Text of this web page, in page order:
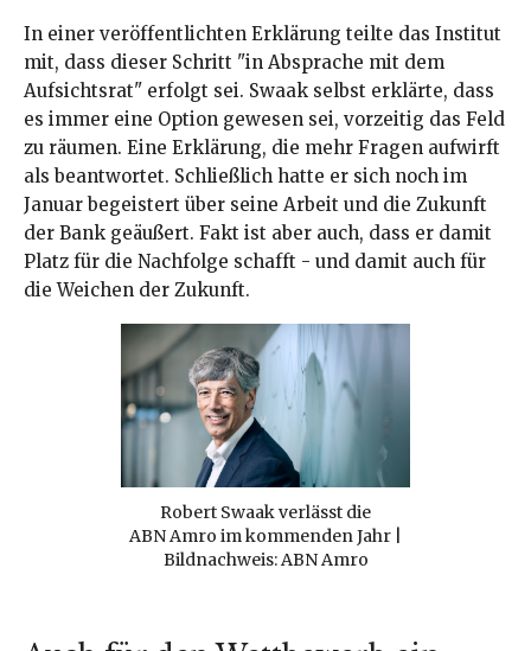
In einer veröffentlichten Erklärung teilte das Institut
mit, dass dieser Schritt "in Absprache mit dem
Aufsichtsrat" erfolgt sei. Swaak selbst erklärte, dass
es immer eine Option gewesen sei, vorzeitig das Feld
zu räumen. Eine Erklärung, die mehr Fragen aufwirft
als beantwortet. Schließlich hatte er sich noch im
Januar begeistert über seine Arbeit und die Zukunft
der Bank geäußert. Fakt ist aber auch, dass er damit
Platz für die Nachfolge schafft - und damit auch für
die Weichen der Zukunft.
Robert Swaak verlässt die
ABN Amro im kommenden Jahr |
Bildnachweis: ABN Amro